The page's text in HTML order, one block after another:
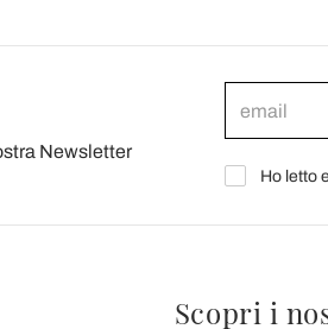
Newsletter
Ho letto
Scopri i